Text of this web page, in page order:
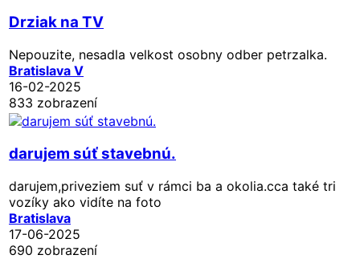
Drziak na TV
Nepouzite, nesadla velkost osobny odber petrzalka.
Bratislava V
16-02-2025
833 zobrazení
darujem súť stavebnú.
darujem,priveziem suť v rámci ba a okolia.cca také tri
vozíky ako vidíte na foto
Bratislava
17-06-2025
690 zobrazení